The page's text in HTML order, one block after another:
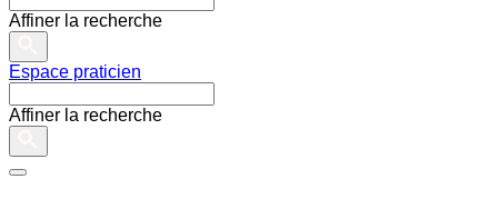
Affiner la recherche
Espace praticien
Affiner la recherche